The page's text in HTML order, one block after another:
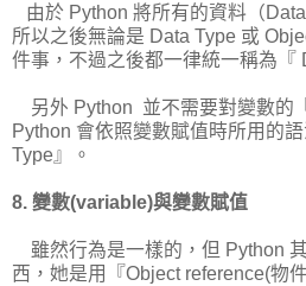
由於 Python 將所有的資料（
所以之後無論是 Data Type 或
件事，不過之後都一律統一稱為『
另外 Python 並不需要對變數的
Python 會依照變數賦值時所用的
Type』。
8. 變數(variable)與變數賦值
雖然行為是一樣的，但 Python
西，她是用『Object reference(物